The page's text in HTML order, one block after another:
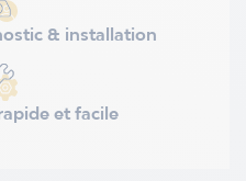
& installation
et facile